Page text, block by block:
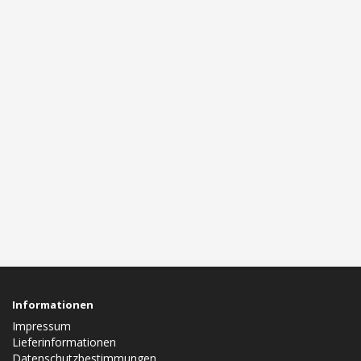
Informationen
Impressum
Lieferinformationen
Datenschutzbestimmungen